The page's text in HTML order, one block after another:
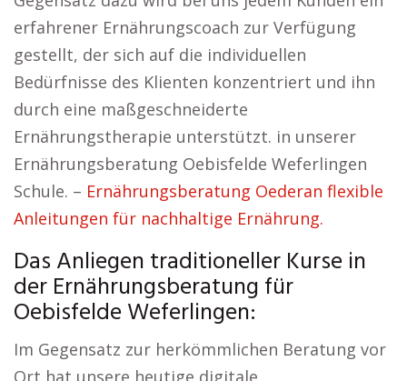
erfahrener Ernährungscoach zur Verfügung
gestellt, der sich auf die individuellen
Bedürfnisse des Klienten konzentriert und ihn
durch eine maßgeschneiderte
Ernährungstherapie unterstützt. in unserer
Ernährungsberatung Oebisfelde Weferlingen
Schule. – Ernährungsberatung Oederan flexible
Anleitungen für nachhaltige Ernährung.
Das Anliegen traditioneller Kurse in
der Ernährungsberatung für
Oebisfelde Weferlingen:
Im Gegensatz zur herkömmlichen Beratung vor
Ort hat unsere heutige digitale